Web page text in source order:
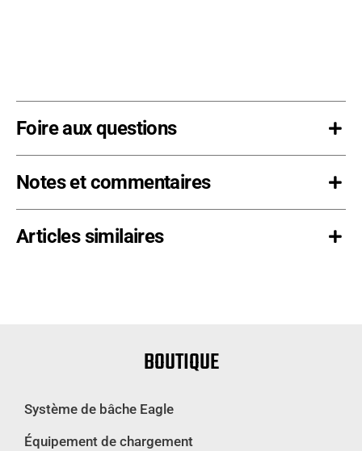
Brun
Foire aux questions
Notes et commentaires
Articles similaires
BOUTIQUE
Système de bâche Eagle
Équipement de chargement